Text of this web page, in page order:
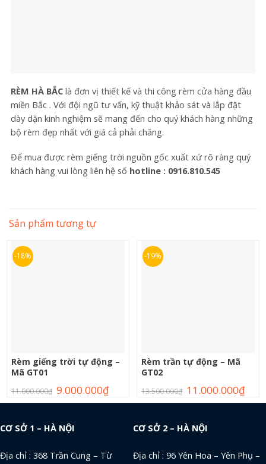
RÈM HÀ BẮC là đơn vị thiết kế và thi công rèm cửa hàng đầu
miền Bắc . Với đội ngũ tư vấn, kỹ thuật khảo sát và lắp đặt
dày dặn kinh nghiệm sẽ mang đến cho quý khách hàng những
bộ rèm đẹp nhất với giá cả phải chăng.
Để mua được rèm giếng trời nguồn gốc xuất xứ rõ ràng quý
khách hàng vui lòng liên hệ số hotline : 0916.810.545
Sản phẩm tương tự
-18%
Rèm giếng trời tự động –
Mã GT01
11.000.000₫ 9.000.000₫
-19%
Rèm trần tự động – Mã
GT02
13.500.000₫ 11.000.000₫
CƠ SỞ 1 – HÀ NỘI
Địa chỉ : 368 Trần Cung – Từ
CƠ SỞ 2 – HÀ NỘI
Địa chỉ : 96 Yên Hoa – Yên Phụ –